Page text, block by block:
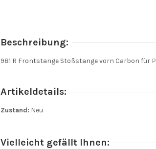
Beschreibung:
981 R Frontstange Stoßstange vorn Carbon für
Artikeldetails:
Zustand: Neu
Vielleicht gefällt Ihnen: